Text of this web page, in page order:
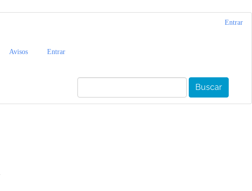
Entrar
Avisos Entrar
Buscar